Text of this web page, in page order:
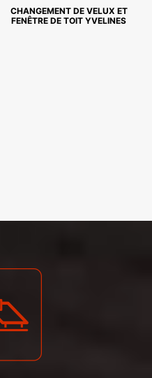
CHANGEMENT DE VELUX ET
FENÊTRE DE TOIT YVELINES